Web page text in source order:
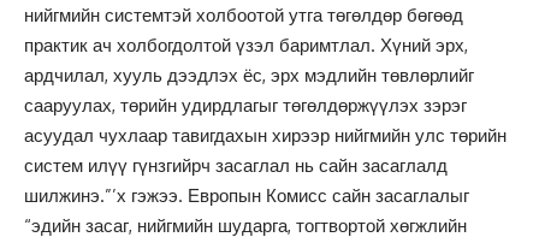
нийгмийн системтэй холбоотой утга төгөлдөр бөгөөд
практик ач холбогдолтой үзэл баримтлал. Хүний эрх,
ардчилал, хууль дээдлэх ёс, эрх мэдлийн төвлөрлийг
сааруулах, төрийн удирдлагыг төгөлдөржүүлэх зэрэг
асуудал чухлаар тавигдахын хирээр нийгмийн улс төрийн
систем илүү гүнзгийрч засаглал нь сайн засаглалд
шилжинэ.”’х гэжээ. Европын Комисс сайн засаглалыг
“эдийн засаг, нийгмийн шударга, тогтвортой хөгжлийн